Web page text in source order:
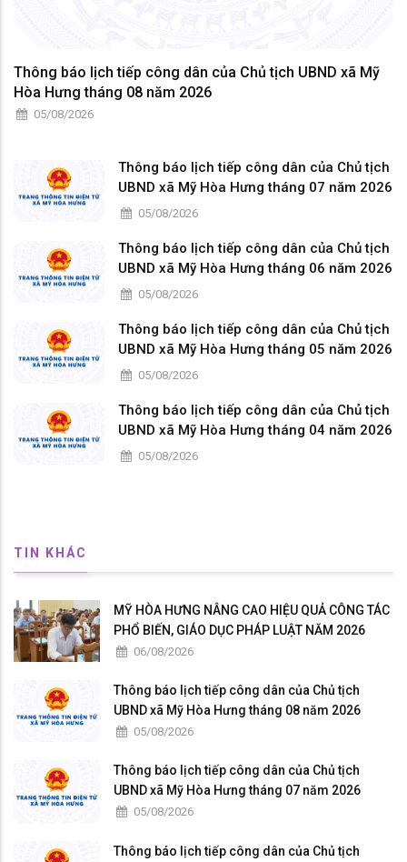
Thông báo lịch tiếp công dân của Chủ tịch UBND xã Mỹ
Hòa Hưng tháng 08 năm 2026
05/08/2026
Thông báo lịch tiếp công dân của Chủ tịch
UBND xã Mỹ Hòa Hưng tháng 07 năm 2026
05/08/2026
Thông báo lịch tiếp công dân của Chủ tịch
UBND xã Mỹ Hòa Hưng tháng 06 năm 2026
05/08/2026
Thông báo lịch tiếp công dân của Chủ tịch
UBND xã Mỹ Hòa Hưng tháng 05 năm 2026
05/08/2026
Thông báo lịch tiếp công dân của Chủ tịch
UBND xã Mỹ Hòa Hưng tháng 04 năm 2026
05/08/2026
TIN KHÁC
MỸ HÒA HƯNG NÂNG CAO HIỆU QUẢ CÔNG TÁC
PHỔ BIẾN, GIÁO DỤC PHÁP LUẬT NĂM 2026
06/08/2026
Thông báo lịch tiếp công dân của Chủ tịch
UBND xã Mỹ Hòa Hưng tháng 08 năm 2026
05/08/2026
Thông báo lịch tiếp công dân của Chủ tịch
UBND xã Mỹ Hòa Hưng tháng 07 năm 2026
05/08/2026
Thông báo lịch tiếp công dân của Chủ tịch